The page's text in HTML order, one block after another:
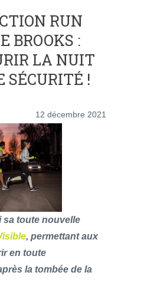
RUN
BROOKS :
LA NUIT
SÉCURITÉ !
12 décembre 2021
sa toute nouvelle
, permettant aux
en toute
la tombée de la